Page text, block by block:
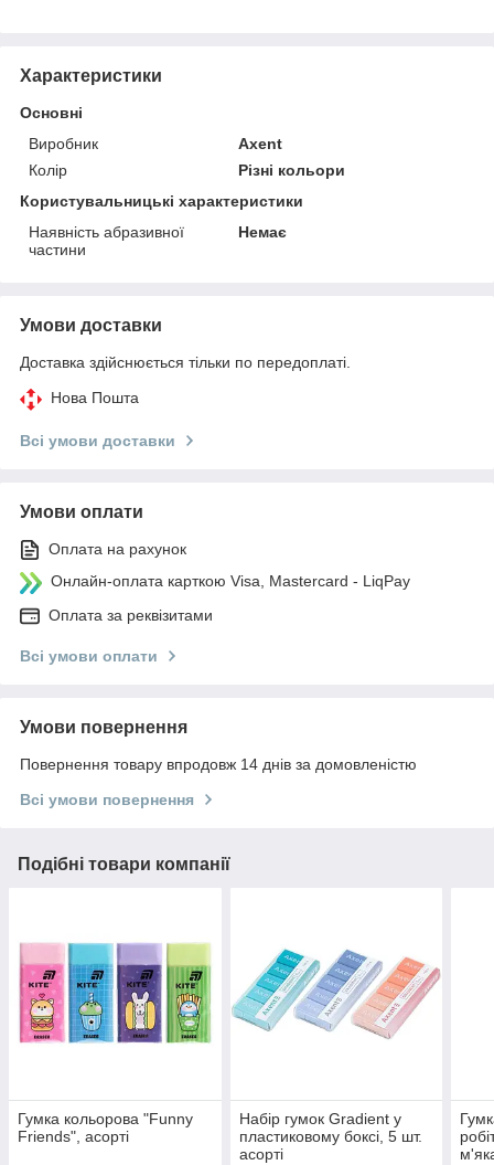
Характеристики
Основні
Виробник
Axent
Колір
Різні кольори
Користувальницькі характеристики
Наявність абразивної
частини
Немає
Умови доставки
Доставка здійснюється тільки по передоплаті.
Нова Пошта
Всі умови доставки
Умови оплати
Оплата на рахунок
Онлайн-оплата карткою Visa, Mastercard - LiqPay
Оплата за реквізитами
Всі умови оплати
Умови повернення
Повернення товару впродовж 14 днів за домовленістю
Всі умови повернення
Подібні товари компанії
Гумка кольорова "Funny
Friends", асорті
Набір гумок Gradient у
пластиковому боксі, 5 шт.
асорті